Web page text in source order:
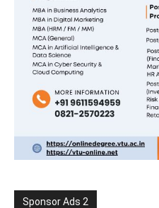
Sponsor Ads 2